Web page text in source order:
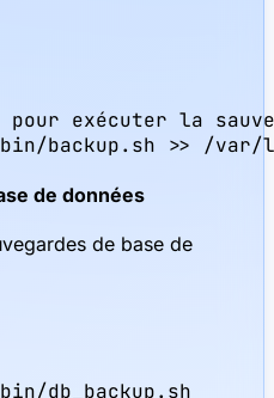
exécuter la
backup.sh >> /var/
de données
de base de
db_backup.sh